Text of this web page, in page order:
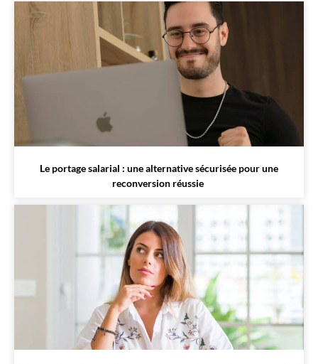
Le portage salarial : une alternative sécurisée pour une
reconversion réussie